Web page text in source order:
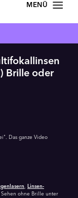
Brille oder
Das ganze Video
, Linsen­
Sehen ohne Brille unter